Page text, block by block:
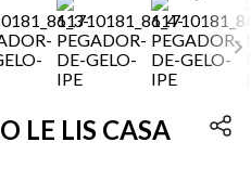
LE LIS CASA